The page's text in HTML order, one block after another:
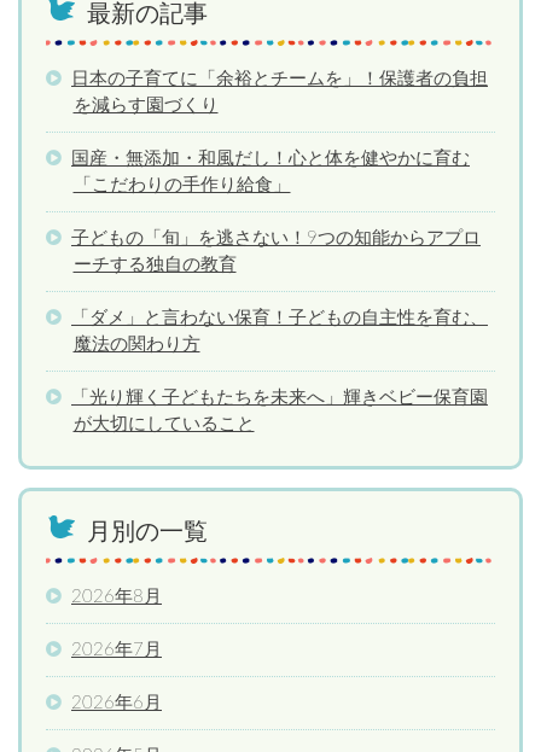
最新の記事
日本の子育てに「余裕とチームを」！保護者の負担
を減らす園づくり
国産・無添加・和風だし！心と体を健やかに育む
「こだわりの手作り給食」
子どもの「旬」を逃さない！9つの知能からアプロ
ーチする独自の教育
「ダメ」と言わない保育！子どもの自主性を育む、
魔法の関わり方
「光り輝く子どもたちを未来へ」輝きベビー保育園
が大切にしていること
月別の一覧
2026年8月
2026年7月
2026年6月